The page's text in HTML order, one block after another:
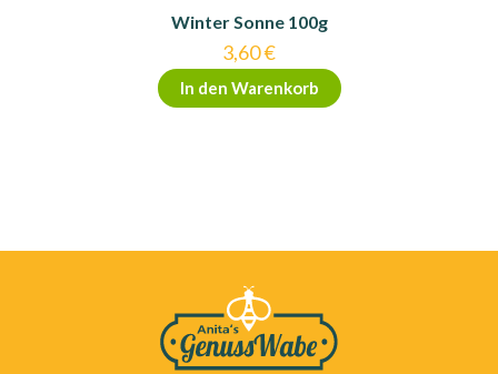
Winter Sonne 100g
3,60€
In den Warenkorb